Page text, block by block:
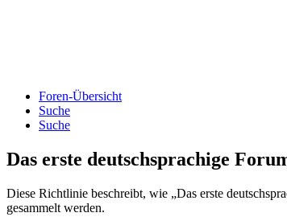
Foren-Übersicht
Suche
Suche
Das erste deutschsprachige
Diese Richtlinie beschreibt, wie „Das erste
gesammelt werden.